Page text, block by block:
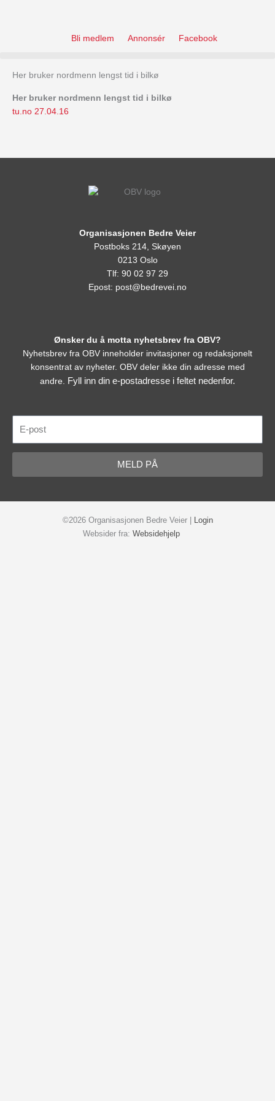
Bli medlem Annonsér Facebook
Her bruker nordmenn lengst tid i bilkø
Her bruker nordmenn lengst tid i bilkø
tu.no 27.04.16
Organisasjonen Bedre Veier
Postboks 214, Skøyen
0213 Oslo
Tlf: 90 02 97 29
Epost: post@bedrevei.no
Ønsker du å motta nyhetsbrev fra OBV?
Nyhetsbrev fra OBV inneholder invitasjoner og redaksjonelt
konsentrat av nyheter. OBV deler ikke din adresse med
andre. Fyll inn din e-postadresse i feltet nedenfor.
post
MELD PÅ
©2026 Organisasjonen Bedre Veier | Login
Websider fra: Websidehjelp